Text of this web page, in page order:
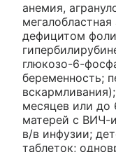
анемия,
дефицитом
глюкозо-6-
беременность;
месяцев или до
матерей с ВИЧ-
в/в инфузии;
таблеток;